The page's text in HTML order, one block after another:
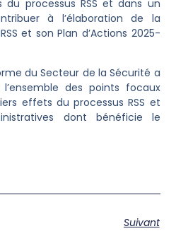
du processus RSS et dans un
à l’élaboration de la
et son Plan d’Actions 2025-
du Secteur de la Sécurité a
des points focaux
effets du processus RSS et
dont bénéficie le
Suivant